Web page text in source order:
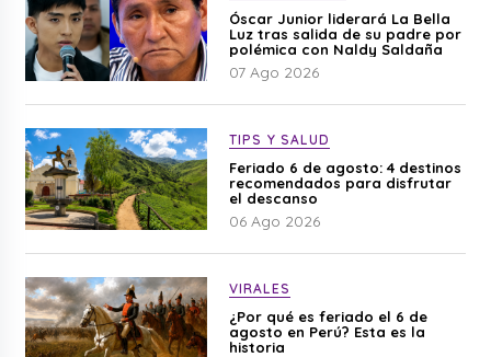
Óscar Junior liderará La Bella
Luz tras salida de su padre por
polémica con Naldy Saldaña
07 Ago 2026
TIPS Y SALUD
Feriado 6 de agosto: 4 destinos
recomendados para disfrutar
el descanso
06 Ago 2026
VIRALES
¿Por qué es feriado el 6 de
agosto en Perú? Esta es la
historia